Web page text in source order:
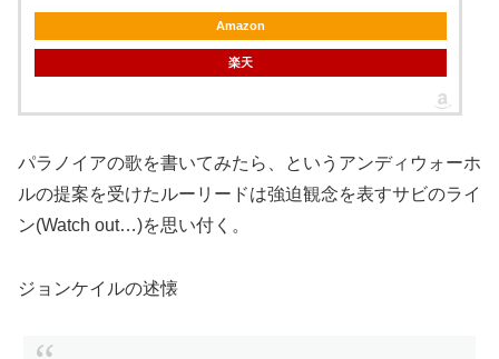
Amazon
楽天
パラノイアの歌を書いてみたら、というアンディウォーホ
ルの提案を受けたルーリードは強迫観念を表すサビのライ
ン(Watch out…)を思い付く。
ジョンケイルの述懐